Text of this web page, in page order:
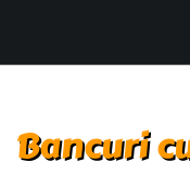
Bancuri